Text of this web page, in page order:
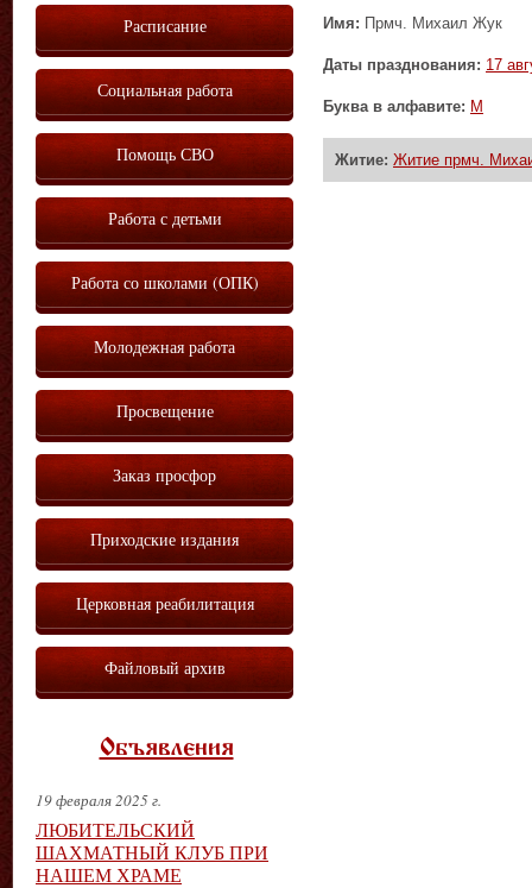
Имя: Прмч. Михаил Жук
Даты празднования: 17
Буква в алфавите: М
Житие: Житие прмч.
Расписание
Социальная работа
Помощь СВО
Работа с детьми
Работа со школами (ОПК)
Молодежная работа
Просвещение
Заказ просфор
Приходские издания
Церковная реабилитация
Файловый архив
Объявления
19 февраля 2025 г.
ЛЮБИТЕЛЬСКИЙ
ШАХМАТНЫЙ КЛУБ ПРИ
НАШЕМ ХРАМЕ